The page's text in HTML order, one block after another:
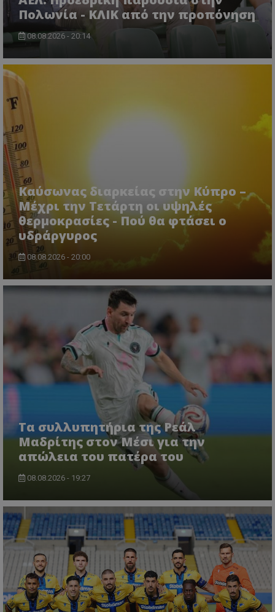
Πολωνία - ΚΛΙΚ από την προπόνηση
08.08.2026 - 20:14
Καύσωνας διαρκείας στην Κύπρο –
Μέχρι την Τετάρτη οι υψηλές
θερμοκρασίες - Πού θα φτάσει ο
υδράργυρος
08.08.2026 - 20:00
Τα συλλυπητήρια της Ρεάλ
Μαδρίτης στον Μέσι για την
απώλεια του πατέρα του
08.08.2026 - 19:27